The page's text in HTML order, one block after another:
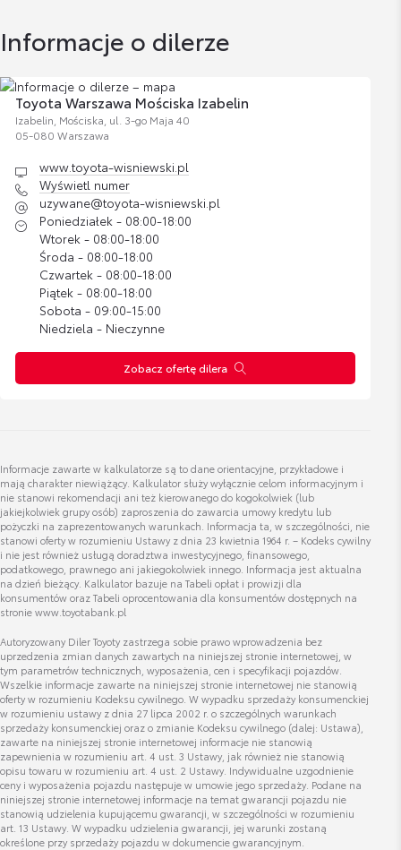
Wyświetl numer
KLAUDIA KRAUZE
SPEC DS. LEASINGÓW, KREDYTÓW I UBEZPIECZEŃ
Wyświetl numer
KLAUDIA.KRAUZE@TOYOTA-WISNIEWSKI.PL
Marcin Wencławiak
uzywane@toyota-wisniewski.pl
Bartłomiej Ziółek
Specjalista ds. sprzedaży samochodów nowych
Wyświetl numer
bartlomiej.ziolek@toyota-wisniewski.pl
Informacje o dilerze
Toyota Warszawa Mościska Izabelin
Izabelin, Mościska, ul. 3-go Maja 40
05-080 Warszawa
www.toyota-wisniewski.pl
Wyświetl numer
uzywane@toyota-wisniewski.pl
Poniedziałek - 08:00-18:00
Wtorek - 08:00-18:00
Środa - 08:00-18:00
Czwartek - 08:00-18:00
Piątek - 08:00-18:00
Sobota - 09:00-15:00
Niedziela - Nieczynne
Zobacz ofertę dilera
Informacje zawarte w kalkulatorze są to dane orientacyjne, przykładowe i
mają charakter niewiążący. Kalkulator służy wyłącznie celom informacyjnym i
nie stanowi rekomendacji ani też kierowanego do kogokolwiek (lub
jakiejkolwiek grupy osób) zaproszenia do zawarcia umowy kredytu lub
pożyczki na zaprezentowanych warunkach. Informacja ta, w szczególności, nie
stanowi oferty w rozumieniu Ustawy z dnia 23 kwietnia 1964 r. – Kodeks cywilny
i nie jest również usługą doradztwa inwestycyjnego, finansowego,
podatkowego, prawnego ani jakiegokolwiek innego. Informacja jest aktualna
na dzień bieżący. Kalkulator bazuje na Tabeli opłat i prowizji dla
konsumentów oraz Tabeli oprocentowania dla konsumentów dostępnych na
stronie www.toyotabank.pl
Autoryzowany Diler Toyoty zastrzega sobie prawo wprowadzenia bez
uprzedzenia zmian danych zawartych na niniejszej stronie internetowej, w
tym parametrów technicznych, wyposażenia, cen i specyfikacji pojazdów.
Wszelkie informacje zawarte na niniejszej stronie internetowej nie stanowią
oferty w rozumieniu Kodeksu cywilnego. W wypadku sprzedaży konsumenckiej
w rozumieniu ustawy z dnia 27 lipca 2002 r. o szczególnych warunkach
sprzedaży konsumenckiej oraz o zmianie Kodeksu cywilnego (dalej: Ustawa),
zawarte na niniejszej stronie internetowej informacje nie stanowią
zapewnienia w rozumieniu art. 4 ust. 3 Ustawy, jak również nie stanowią
opisu towaru w rozumieniu art. 4 ust. 2 Ustawy. Indywidualne uzgodnienie
ceny i wyposażenia pojazdu następuje w umowie jego sprzedaży. Podane na
niniejszej stronie internetowej informacje na temat gwarancji pojazdu nie
stanowią udzielenia kupującemu gwarancji, w szczególności w rozumieniu
art. 13 Ustawy. W wypadku udzielenia gwarancji, jej warunki zostaną
określone przy sprzedaży pojazdu w dokumencie gwarancyjnym.